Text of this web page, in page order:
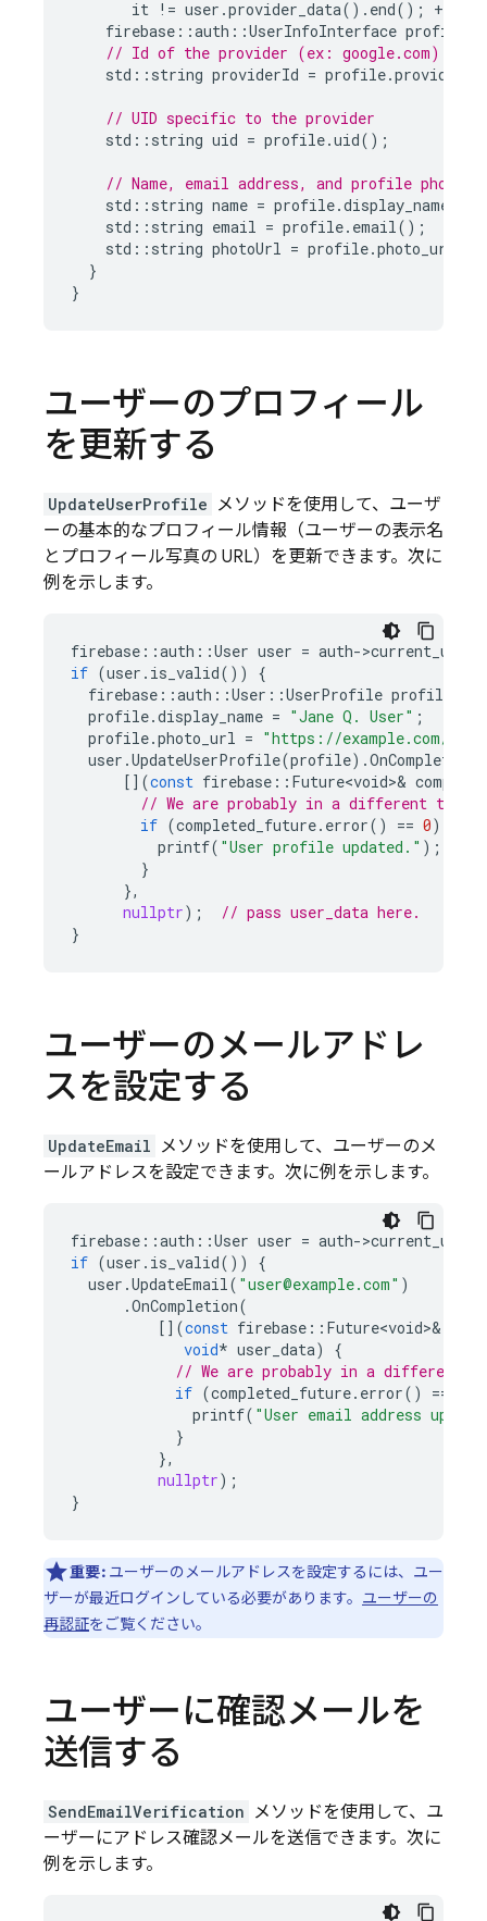
it != user .provider_data(). end(); ++
firebase ::auth ::UserInfoInterface profile
// Id of the provider (ex: google.com)
std :: string providerId = profile.
// UID specific to the provider
std :: string uid = profile.uid();
// Name, email address, and profile photo
std :: string name = profile.display_name
std :: string email = profile. email();
std :: string photoUrl = profile.photo_url
}
}
ユーザーのプロフィール
を更新する
UpdateUserProfile メソッドを使用して、ユーザ
ーの基本的なプロフィール情報（ユーザーの表示名
とプロフィール写真の URL）を更新できます。次に
例を示します。
firebase ::auth ::User user = auth->current_user
if (user . is_valid())
{
firebase ::auth ::User ::UserProfile profile
profile.display_name = "Jane Q. User" ;
profile.photo_url = "https://example.com/
user .UpdateUserProfile(profile).OnCompletion
[](const firebase :: Future<void>&
// We are probably in a different
if (completed_future. error() == 0)
printf( "User profile updated." );
}
},
nullptr);
// pass user_data here.
}
ユーザーのメールアドレ
スを設定する
UpdateEmail メソッドを使用して、ユーザーのメ
ールアドレスを設定できます。次に例を示します。
firebase ::auth ::User user = auth->current_user
if (user . is_valid())
{
user .UpdateEmail( "user@example.com" )
.OnCompletion(
[](const firebase :: Future<void>&
void* user_data)
{
// We are probably in a different
if (completed_future. error() ==
printf( "User email address
}
},
nullptr);
}
重要:ユーザーのメールアドレスを設定するには、ユー
ザーが最近ログインしている必要があります。 ユーザーの
再認証をご覧ください。
ユーザーに確認メールを
送信する
SendEmailVerification メソッドを使用して、ユ
ーザーにアドレス確認メールを送信できます。次に
例を示します。